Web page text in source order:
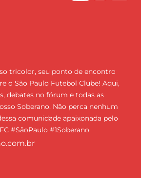
tricolor, seu ponto de encontro
o São Paulo Futebol Clube! Aqui,
debates no fórum e todas as
Soberano. Não perca nenhum
comunidade apaixonada pelo
#SãoPaulo #1Soberano